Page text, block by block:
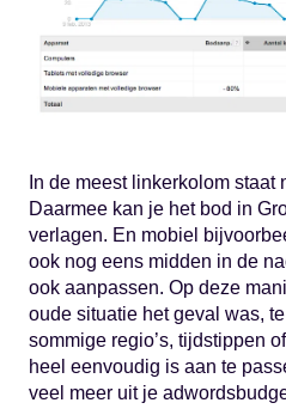
In de meest linkerkolom staat
Daarmee kan je het bod in
verlagen. En mobiel
ook nog eens midden in de
ook aanpassen. Op deze
oude situatie het geval was,
sommige regio’s, tijdstippen
heel eenvoudig is aan te
veel meer uit je